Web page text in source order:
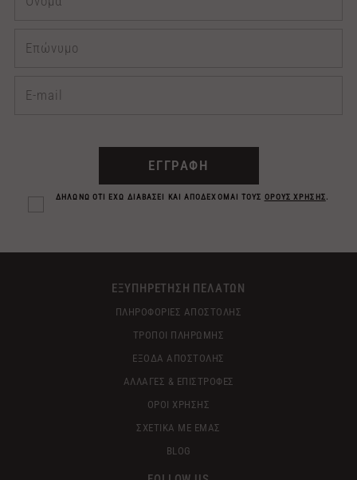
ΕΓΓΡΑΦΗ
ΔΗΛΩΝΩ ΟΤΙ ΕΧΩ ΔΙΑΒΑΣΕΙ ΚΑΙ ΑΠΟΔΕΧΟΜΑΙ ΤΟΥΣ ΟΡΟΥΣ ΧΡΗΣΗΣ.
ΕΞΥΠΗΡΕΤΗΣΗ ΠΕΛΑΤΩΝ
ΠΛΗΡΟΦΟΡΙΕΣ ΑΠΟΣΤΟΛΗΣ
ΤΡΟΠΟΙ ΠΛΗΡΩΜΗΣ
ΕΞΟΔΑ ΑΠΟΣΤΟΛΗΣ
ΑΛΛΑΓΕΣ & ΕΠΙΣΤΡΟΦΕΣ
ΟΡΟΙ ΧΡΗΣΗΣ
ΣΧΕΤΙΚΑ ΜΕ ΕΜΑΣ
BLOG